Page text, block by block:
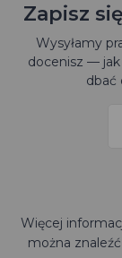
Zapisz
Wysyłamy
docenisz — jak
dbać
Więcej
można